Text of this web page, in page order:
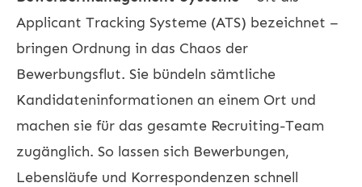
Applicant Tracking Systeme (ATS) bezeichnet –
bringen Ordnung in das Chaos der
Bewerbungsflut. Sie bündeln sämtliche
Kandidateninformationen an einem Ort und
machen sie für das gesamte Recruiting-Team
zugänglich. So lassen sich Bewerbungen,
Lebensläufe und Korrespondenzen schnell